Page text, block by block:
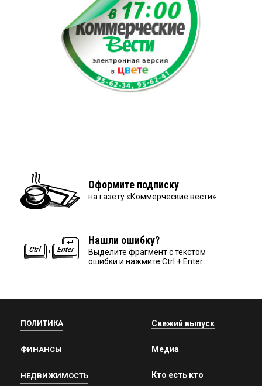
Оформите подписку
на газету «Коммерческие вести»
Нашли ошибку?
Выделите фрагмент с текстом
ошибки и нажмите Ctrl + Enter.
ПОЛИТИКА
ФИНАНСЫ
НЕДВИЖИМОСТЬ
Свежий выпуск
Медиа
Кто есть кто